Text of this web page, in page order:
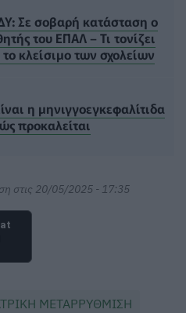
Σε σοβαρή κατάσταση ο
του ΕΠΑΛ – Τι τονίζει
το κλείσιμο των σχολείων
η μηνιγγοεγκεφαλίτιδα
προκαλείται
στις 20/05/2025 - 17:35
ΜΕΤΑΡΡΥΘΜΙΣΗ